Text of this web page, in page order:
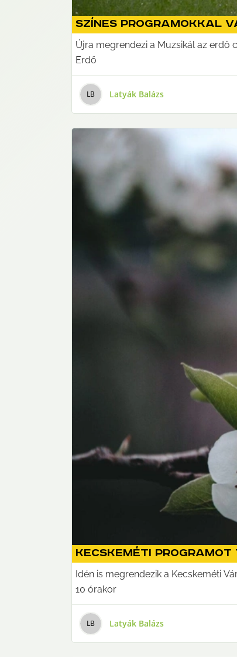
Színes programokkal
Újra megrendezi a Muzsikál az erdő
Erdő
LB Latyák Balázs
Kecskeméti
Idén is megrendezik a Kecskeméti
10 órakor
LB Latyák Balázs